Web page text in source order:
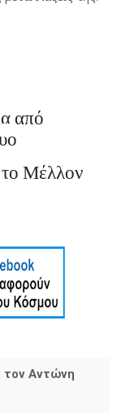
από
Μέλλον
Αντώνη